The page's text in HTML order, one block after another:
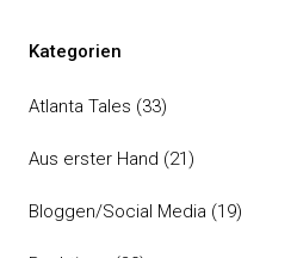
Kategorien
Atlanta Tales (33)
Aus erster Hand (21)
Bloggen/Social Media (19)